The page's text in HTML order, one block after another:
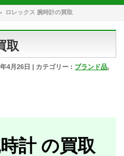
» ロレックス 腕時計の買取
取
4月26日 カテゴリー : ブランド品,
計 の買取